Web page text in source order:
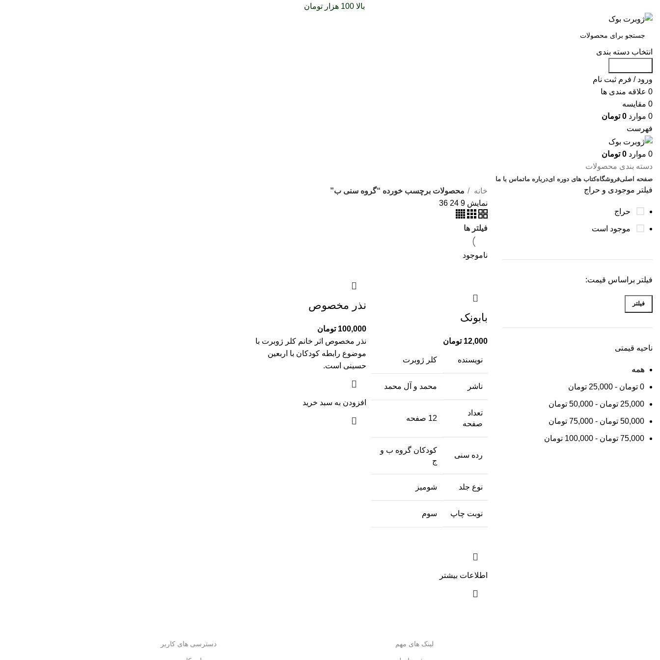
بالا 100 هزار تومان
انتخاب دسته بندی
ورود / فرم ثبت نام
0 علاقه مندی ها
0 مقایسه
0 موارد 0 تومان
فهرست
0 موارد 0 تومان
دسته بندی محصولات
صفحه اصلیفروشگاهکتاب های دوره ایدرباره ماتماس با ما
فیلتر موجودی و حراج
حراج
موجود است
فیلتر براساس قیمت:
فیلتر
ناحیه قیمتی
همه
0 تومان -
25,000 تومان
25,000 تومان -
50,000 تومان
50,000 تومان -
75,000 تومان
75,000 تومان -
100,000 تومان
خانه
محصولات برچسب خورده “گروه سنی ب”
نمایش 9
24
36
فیلتر ها
ناموجود
بابونک
12,000 تومان
نویسنده کلر ژوبرت
ناشر محمد و آل محمد
تعداد
صفحه
12 صفحه
رده سنی
کودکان گروه ب و
ج
نوع جلد شومیز
نوبت چاپ سوم
اطلاعات بیشتر
نذر مخصوص
100,000 تومان
نذر مخصوص اثر خانم کلر ژوبرت با
موضوع رابطه کودکان با اربعین
حسینی است.
افزودن به سبد خرید
لینک های مهم دسترسی های کاربر